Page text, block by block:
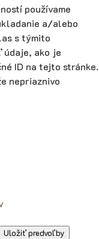
používame
a/alebo
s týmito
údaje, ako je
ID na tejto stránke.
nepriaznivo
Uložiť predvoľby